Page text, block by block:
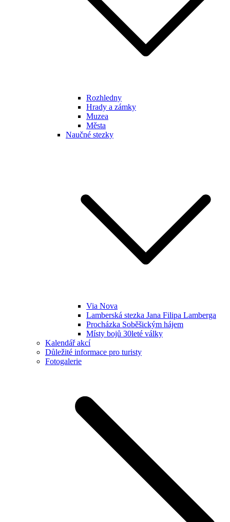
Rozhledny
Hrady a zámky
Muzea
Města
Naučné stezky
Via Nova
Lamberská stezka Jana Filipa Lamberga
Procházka Soběšickým hájem
Místy bojů 30leté války
Kalendář akcí
Důležité informace pro turisty
Fotogalerie